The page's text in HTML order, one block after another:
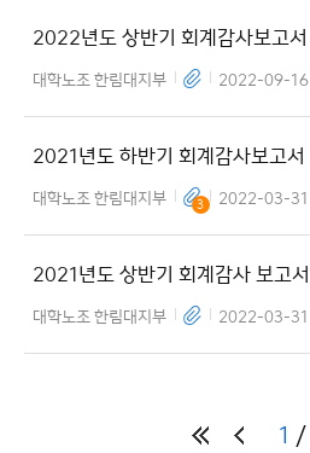
2022년도 상반기 회계감사보고서
대학노조 한림대지부 2022-09-16
2021년도 하반기 회계감사보고서
대학노조 한림대지부 3 2022-03-31
2021년도 상반기 회계감사 보고서
대학노조 한림대지부 2022-03-31
1